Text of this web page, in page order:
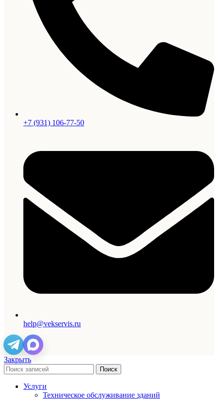
+7 (931) 106-77-50
help@vekservis.ru
Закрыть
Поиск
Услуги
Техническое обслуживание зданий